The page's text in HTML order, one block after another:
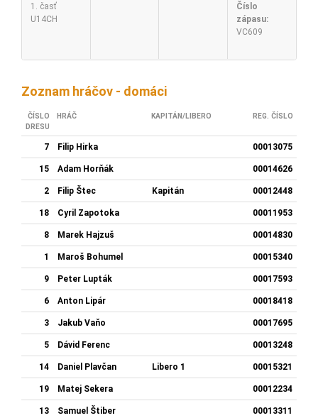
1. časť
U14CH
Číslo
zápasu:
VC609
Zoznam hráčov - domáci
ČÍSLO
DRESU
HRÁČ KAPITÁN/LIBERO REG. ČÍSLO
7 Filip Hirka 00013075
15 Adam Horňák 00014626
2 Filip Štec Kapitán 00012448
18 Cyril Zapotoka 00011953
8 Marek Hajzuš 00014830
1 Maroš Bohumel 00015340
9 Peter Lupták 00017593
6 Anton Lipár 00018418
3 Jakub Vaňo 00017695
5 Dávid Ferenc 00013248
14 Daniel Plavčan Libero 1 00015321
19 Matej Sekera 00012234
13 Samuel Štiber 00013311